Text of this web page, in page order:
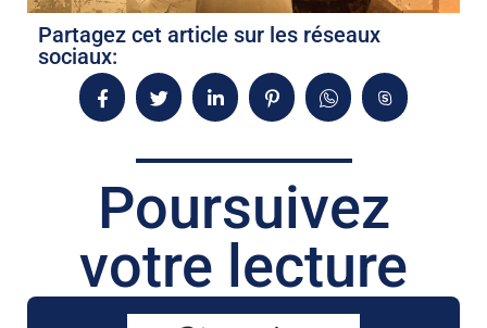
Partagez cet article sur les réseaux
sociaux:
Poursuivez
votre lecture